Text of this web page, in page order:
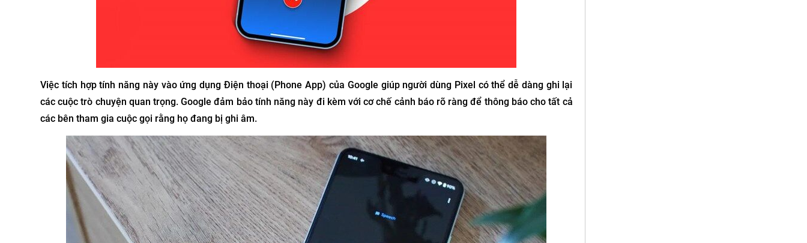
Việc tích hợp tính năng này vào ứng dụng Điện thoại (Phone App) của Google giúp người dùng Pixel có thể dễ dàng ghi lại
các cuộc trò chuyện quan trọng. Google đảm bảo tính năng này đi kèm với cơ chế cảnh báo rõ ràng để thông báo cho tất cả
các bên tham gia cuộc gọi rằng họ đang bị ghi âm.